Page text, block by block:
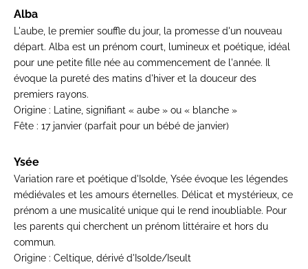
Alba
L'aube, le premier souffle du jour, la promesse d'un nouveau
départ. Alba est un prénom court, lumineux et poétique, idéal
pour une petite fille née au commencement de l'année. Il
évoque la pureté des matins d'hiver et la douceur des
premiers rayons.
Origine : Latine, signifiant « aube » ou « blanche »
Fête : 17 janvier (parfait pour un bébé de janvier)
Ysée
Variation rare et poétique d'Isolde, Ysée évoque les légendes
médiévales et les amours éternelles. Délicat et mystérieux, ce
prénom a une musicalité unique qui le rend inoubliable. Pour
les parents qui cherchent un prénom littéraire et hors du
commun.
Origine : Celtique, dérivé d'Isolde/Iseult